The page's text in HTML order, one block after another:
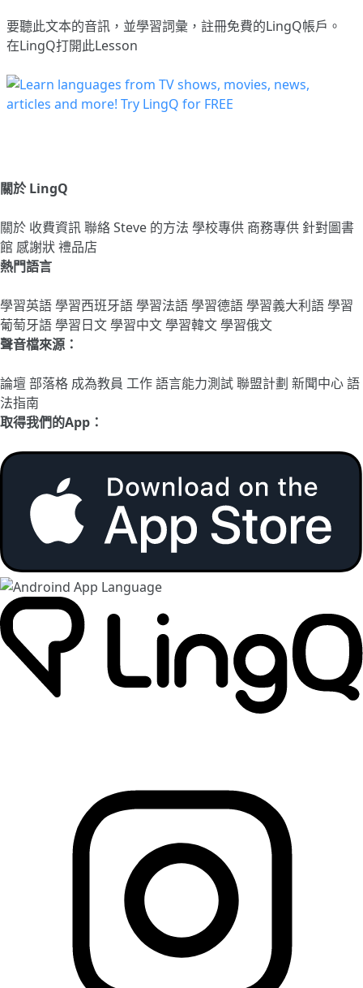
要聽此文本的音訊，並學習詞彙， 註冊免費的LingQ帳戶。
在LingQ打開此Lesson
關於 LingQ
關於 收費資訊聯絡Steve 的方法 學校專供 商務專供 針對圖書
館 感謝狀禮品店
熱門語言
學習英語學習西班牙語學習法語學習德語學習義大利語學習
葡萄牙語學習日文學習中文學習韓文學習俄文
聲音檔來源：
論壇部落格 成為教員 工作語言能力測試聯盟計劃 新聞中心語
法指南
取得我們的App：